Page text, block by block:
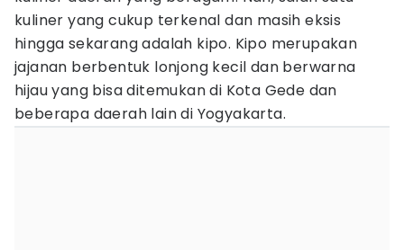
kuliner yang cukup terkenal dan masih eksis
hingga sekarang adalah kipo. Kipo merupakan
jajanan berbentuk lonjong kecil dan berwarna
hijau yang bisa ditemukan di Kota Gede dan
beberapa daerah lain di Yogyakarta.